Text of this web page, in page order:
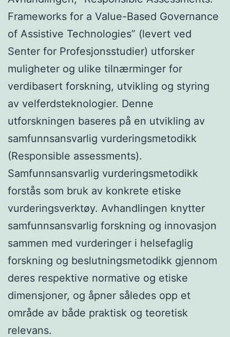
Frameworks for a Value-Based Governance
of Assistive Technologies” (levert ved
Senter for Profesjonsstudier) utforsker
muligheter og ulike tilnærminger for
verdibasert forskning, utvikling og styring
av velferdsteknologier. Denne
utforskningen baseres på en utvikling av
samfunnsansvarlig vurderingsmetodikk
(Responsible assessments).
Samfunnsansvarlig vurderingsmetodikk
forstås som bruk av konkrete etiske
vurderingsverktøy. Avhandlingen knytter
samfunnsansvarlig forskning og innovasjon
sammen med vurderinger i helsefaglig
forskning og beslutningsmetodikk gjennom
deres respektive normative og etiske
dimensjoner, og åpner således opp et
område av både praktisk og teoretisk
relevans.